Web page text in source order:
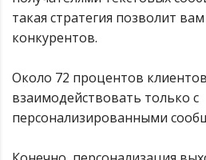
такая стратегия позволит
конкурентов.
Около 72 процентов
взаимодействовать только с
персонализированными